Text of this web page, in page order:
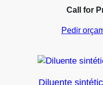
Call for
Pedir
Diluente